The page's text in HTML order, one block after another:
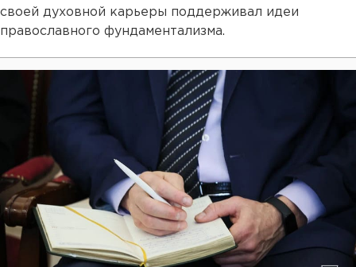
своей духовной карьеры поддерживал идеи
православного фундаментализма.